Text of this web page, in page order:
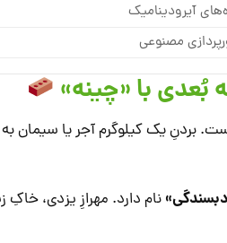
آیرودینامیک
مصنوعی
بردنِ یک کیلوگرم آجر یا سیمان به
نام دارد. مهرازِ یزدی،